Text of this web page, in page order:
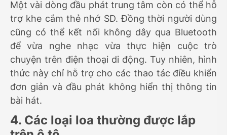
Một vài dòng đầu phát trung tâm còn có thể hỗ
trợ khe cắm thẻ nhớ SD. Đồng thời người dùng
cũng có thể kết nối không dây qua Bluetooth
để vừa nghe nhạc vừa thực hiện cuộc trò
chuyện trên điện thoại di động. Tuy nhiên, hình
thức này chỉ hỗ trợ cho các thao tác điều khiển
đơn giản và đầu phát không hiển thị thông tin
bài hát.
4. Các loại loa thường được lắp